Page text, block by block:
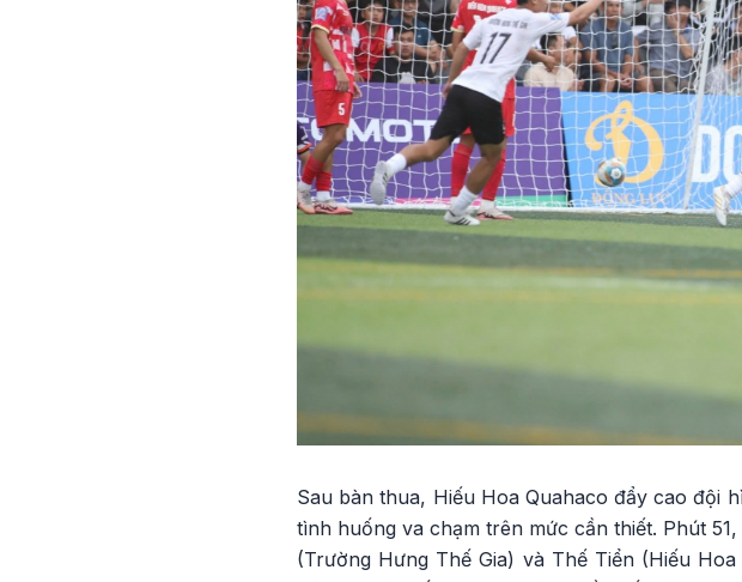
Sau bàn thua, Hiếu Hoa Quahaco đẩy cao đội
tình huống va chạm trên mức cần thiết. Phút
(Trường Hưng Thế Gia) và Thế Tiển (Hiếu